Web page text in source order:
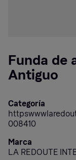
Funda de
Antiguo
Categoría
008410
Marca
LA REDOUTE